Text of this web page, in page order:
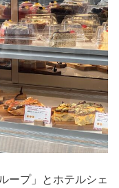
ープ」とホテルシェ